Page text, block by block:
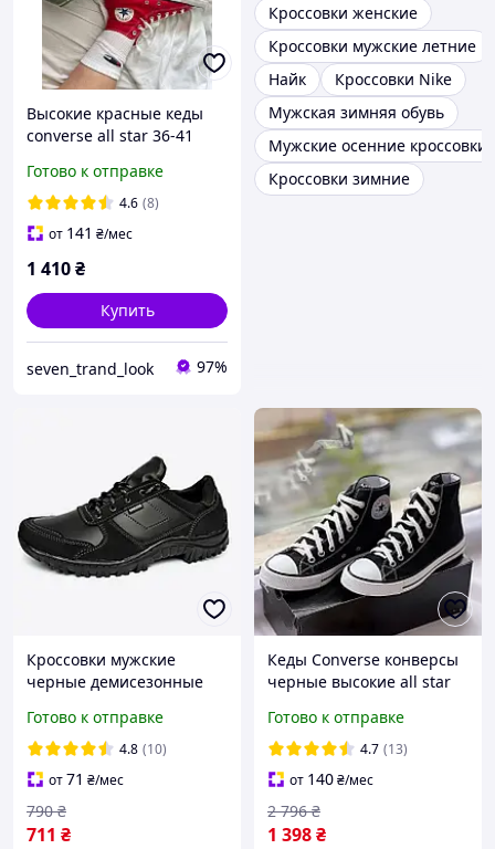
Высокие красные кеды
converse all star 36-41
Готово к отправке
4.6 (8)
от 141 ₴/мес
1 410₴
Купить
seven_trand_look 97%
Кроссовки женские
Кроссовки мужские летние
Найк
Кроссовки Nike
Мужская зимняя обувь
Мужские осенние кроссовки
Кроссовки зимние
Кроссовки мужские
черные демисезонные
Готово к отправке
4.8 (10)
от71 ₴/мес
711 ₴
790 ₴
Кеды Converse конверсы
черные высокие all star
женские черно белые 36-
41 размер
Готово к отправке
4.7 (13)
от 140₴/мес
1 398₴
2 796 ₴